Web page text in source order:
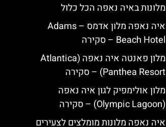
מלונות באיה נאפה הכל כלול
איה נאפה מלון אדמס – Adams
Beach Hotel – סקירה
מלון פאנטה איה נאפה (Atlantica
Panthea Resort) – סקירה
מלון אולימפיק לגון איה נאפה
(Olympic Lagoon) – סקירה
איה נאפה מלונות מומלצים לצעירים